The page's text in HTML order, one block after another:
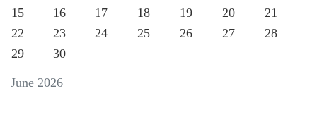
June 2026
15
16 17 18 19 20
21
22
23 24 25 26 27
28
29
30